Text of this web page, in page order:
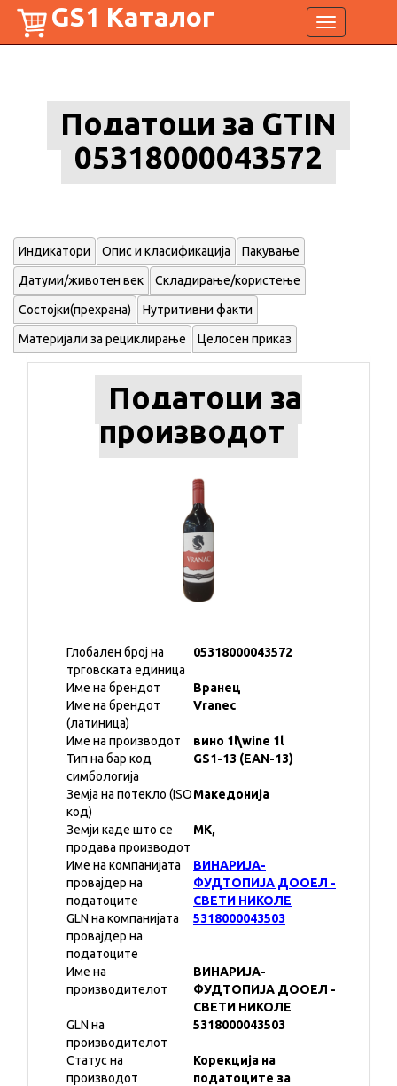
Toggle
navigation
GS1 Каталог
Податоци за GTIN
05318000043572
Индикатори Опис и класификација Пакување
Датуми/животен век Складирање/користење
Состојки(прехрана) Нутритивни факти
Материјали за рециклирање Целосен приказ
Податоци за
производот
Глобален број на
трговската единица
05318000043572
Име на брендот
Вранец
Име на брендот
(латиница)
Vranec
Име на производот
вино 1l\wine 1l
Тип на бар код
симбологија
GS1-13 (EAN-13)
Земја на потекло (ISO
код)
Македонија
Земји каде што се
продава производот
MK,
Име на компанијата
провајдер на
податоците
ВИНАРИЈА-
ФУДТОПИЈА ДООЕЛ -
СВЕТИ НИКОЛЕ
GLN на компанијата
провајдер на
податоците
5318000043503
Име на
производителот
ВИНАРИЈА-
ФУДТОПИЈА ДООЕЛ -
СВЕТИ НИКОЛЕ
GLN на
производителот
5318000043503
Статус на
производот
Корекција на
податоците за